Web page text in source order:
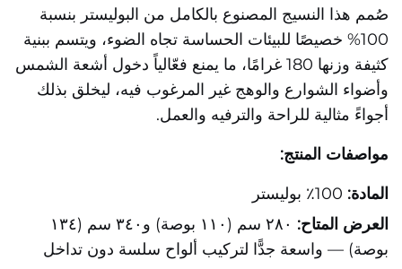
صُمم هذا النسيج المصنوع بالكامل من البوليستر بنسبة
100% خصيصًا للبيئات الحساسة تجاه الضوء، ويتسم ببنية
كثيفة وزنها 180 غرامًا، ما يمنع فعّالياً دخول أشعة الشمس
وأضواء الشوارع والوهج غير المرغوب فيه، ليخلق بذلك
أجواءً مثالية للراحة والترفيه والعمل.
مواصفات المنتج:
المادة: 100٪ بوليستر
العرض المتاح:
٢٨٠ سم (١١٠ بوصة) و٣٤٠ سم (١٣٤
بوصة) — واسعة جدًّا لتركيب ألواح سلسة دون تداخل